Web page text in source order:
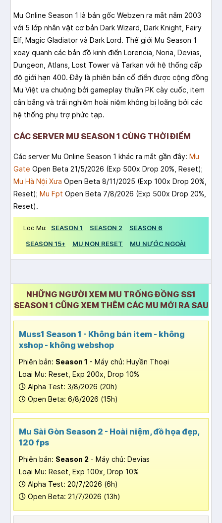
Mu Online Season 1 là bản gốc Webzen ra mắt năm 2003
với 5 lớp nhân vật cơ bản Dark Wizard, Dark Knight, Fairy
Elf, Magic Gladiator và Dark Lord. Thế giới Mu Season 1
xoay quanh các bản đồ kinh điển Lorencia, Noria, Devias,
Dungeon, Atlans, Lost Tower và Tarkan với hệ thống cấp
độ giới hạn 400. Đây là phiên bản cổ điển được cộng đồng
Mu Việt ưa chuộng bởi gameplay thuần PK cày cuốc, item
cân bằng và trải nghiệm hoài niệm không bị loãng bởi các
hệ thống phụ trợ phức tạp.
CÁC SERVER MU SEASON 1 CÙNG THỜI ĐIỂM
Các server Mu Online Season 1 khác ra mắt gần đây: Mu
Gate Open Beta 21/5/2026 (Exp 500x Drop 20%, Reset);
Mu Hà Nội Xưa Open Beta 8/11/2025 (Exp 100x Drop 20%,
Reset); Mu Fpt Open Beta 7/8/2026 (Exp 500x Drop 20%,
Reset).
Lọc Mu: SEASON 1 SEASON 2
SEASON 6
SEASON 15+
MU NON RESET MU NƯỚC NGOÀI
NHỮNG NGƯỜI XEM MU TRỐNG ĐỒNG SS1
SEASON 1 CŨNG XEM THÊM CÁC MU MỚI RA SAU
Muss1 Season 1 - Không bán item - không
xshop - không webshop
Phiên bản: Season 1 - Máy chủ: Huyền Thoại
Loại Mu: Reset, Exp 200x, Drop 10%
Alpha Test: 3/8/2026 (20h)
Open Beta: 6/8/2026 (15h)
Mu Sài Gòn Season 2 - Hoài niệm, đồ họa đẹp,
120 fps
Phiên bản: Season 2 - Máy chủ: Devias
Loại Mu: Reset, Exp 100x, Drop 10%
Alpha Test: 20/7/2026 (6h)
Open Beta: 21/7/2026 (13h)